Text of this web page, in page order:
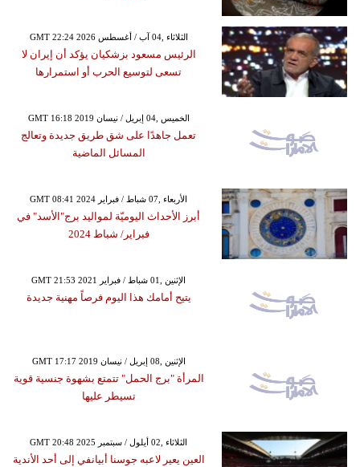
GMT 22:24 2026 الثلاثاء ,04 آب / أغسطس
الرئيس مسعود بزشكيان يؤكد أن إيران لا
تسعى لتوسيع الحرب أو استمرارها
GMT 16:18 2019 الخميس ,04 إبريل / نيسان
تعمل جاهدًا على شق طريق جديدة وتعالج
المسائل الماضية
GMT 08:41 2024 الأربعاء ,07 شباط / فبراير
أبرز الأحداث اليوميّة لمواليد برج"الأسد" في
فبراير/ شباط 2024
GMT 21:53 2021 الإثنين ,01 شباط / فبراير
يتيح أمامك هذا اليوم فرصاً مهنية جديدة
GMT 17:17 2019 الإثنين ,08 إبريل / نيسان
المرأة "برج الحمل" تتمتع بشهوة جنسية قوية
تسيطر عليها
GMT 20:48 2025 الثلاثاء ,02 أيلول / سبتمبر
العين يعير لاعبه جوسنا أبيانفي إلى أحد الأندية